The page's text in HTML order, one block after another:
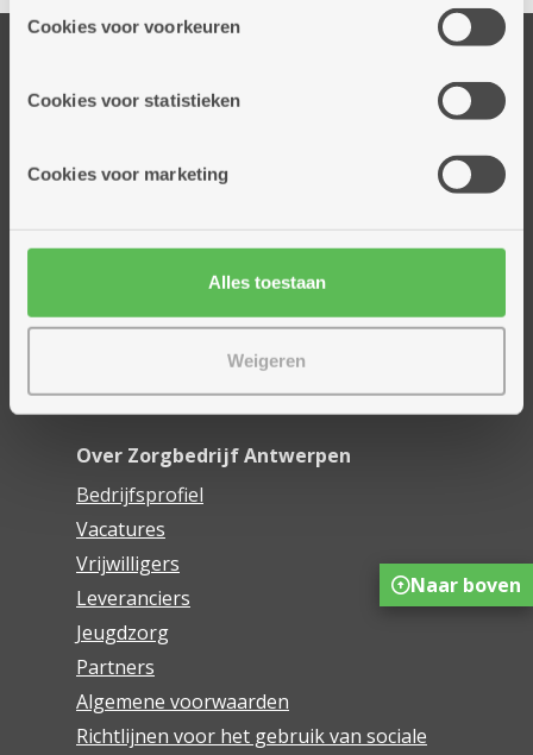
informatie over jouw (geanonimiseerd) gebruik van onze
partners kunnen deze gegevens combineren met andere
Cookies voor voorkeuren
Cookies voor statistieken
Cookies voor marketing
Alles toestaan
Weigeren
Thuisdiensten
Assistentiewoningen
Financieel comfort
Onze innovaties
Webwinkel De Schakel
Over Zorgbedrijf Antwerpen
Bedrijfsprofiel
Vacatures
Vrijwilligers
Leveranciers
Jeugdzorg
Partners
Algemene voorwaarden
Richtlijnen voor het gebruik van sociale
Naar boven